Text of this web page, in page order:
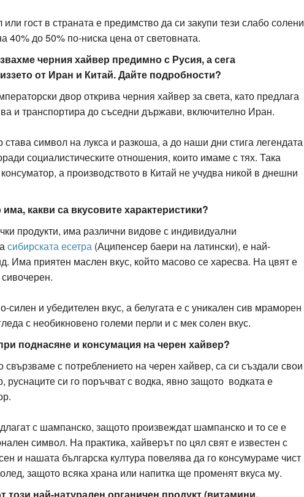
гост в страната е предимство да си закупи тези слабо солени
40% до 50% по-ниска цена от световната.
черния хайвер предимно с Русия, а сега
от Иран и Китай. Дайте подробности?
двор открива черния хайвер за света, като предлага
и транспортира до съседни държави, включително Иран.
става символ на лукса и разкоша, а до наши дни стига легендата
социалистическите отношения, които имаме с тях. Така
а производството в Китай не учудва никой в днешни
какви са вкусовите характеристики?
продукти, има различни видове с индивидуални
сибирската есетра (Аципенсер баери на латински), е най-
Има приятен маслен вкус, който масово се харесва. На цвят е
силен и убедителен вкус, а белугата е с уникален сив мраморен
с необикновено големи перли и с мек солен вкус.
поднасяне и консумация на черен хайвер?
свързваме с потреблението на черен хайвер, са си създали свои
си го поръчват с водка, явно защото водката е
с шампанско, защото произвеждат шампанско и то се е
символ. На практика, хайверът по цял свят е известен с
и нашата българска култура повелява да го консумураме чист
защото всяка храна или напитка ще променят вкуса му.